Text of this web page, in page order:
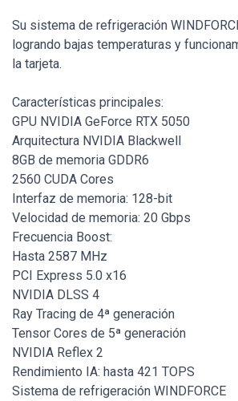
Su sistema de refrigeración
logrando bajas temperaturas y
la tarjeta.
Características principales:
GPU NVIDIA GeForce RTX 5050
Arquitectura NVIDIA Blackwell
8GB de memoria GDDR6
2560 CUDA Cores
Interfaz de memoria: 128-bit
Velocidad de memoria: 20 Gbps
Frecuencia Boost:
Hasta 2587 MHz
PCI Express 5.0 x16
NVIDIA DLSS 4
Ray Tracing de 4ª generación
Tensor Cores de 5ª generación
NVIDIA Reflex 2
Rendimiento IA: hasta 421 TOPS
Sistema de refrigeración WINDFORCE